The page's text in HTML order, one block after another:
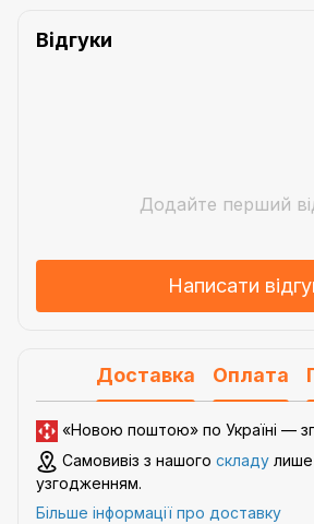
Відгуки
Додайте перший
Написати
Доставка Оплата
«Новою поштою» по Україні —
Самовивіз з нашого складу лише
узгодженням.
Більше інформації про доставку